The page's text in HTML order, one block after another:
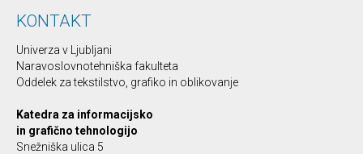
KONTAKT
Univerza v Ljubljani
Naravoslovnotehniška fakulteta
Oddelek za tekstilstvo, grafiko in oblikovanje
Katedra za informacijsko
in grafično tehnologijo
Snežniška ulica 5